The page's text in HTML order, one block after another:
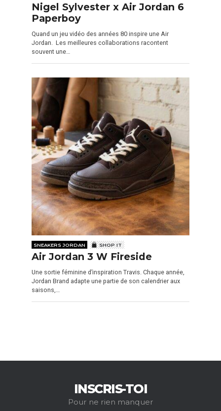
Nigel Sylvester x Air Jordan 6
Paperboy
Quand un jeu vidéo des années 80 inspire une Air
Jordan. Les meilleures collaborations racontent
souvent une…
SNEAKERS JORDAN SHOP IT
Air Jordan 3 W Fireside
Une sortie féminine d’inspiration Travis. Chaque année,
Jordan Brand adapte une partie de son calendrier aux
saisons,…
INSCRIS-TOI
Pour ne rien manquer